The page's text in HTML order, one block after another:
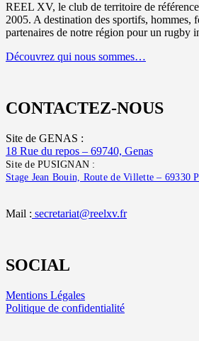
REEL XV, le club de territoire de
2005. A destination des sportifs, hommes,
partenaires de notre région pour un rugby
Découvrez qui nous sommes…
CONTACTEZ-NOUS
Site de GENAS :
18 Rue du repos – 69740, Genas
Site de PUSIGNAN :
Stage Jean Bouin, Route de Villette – 69330
Mail : secretariat@reelxv.fr
SOCIAL
Mentions Légales
Politique de confidentialité